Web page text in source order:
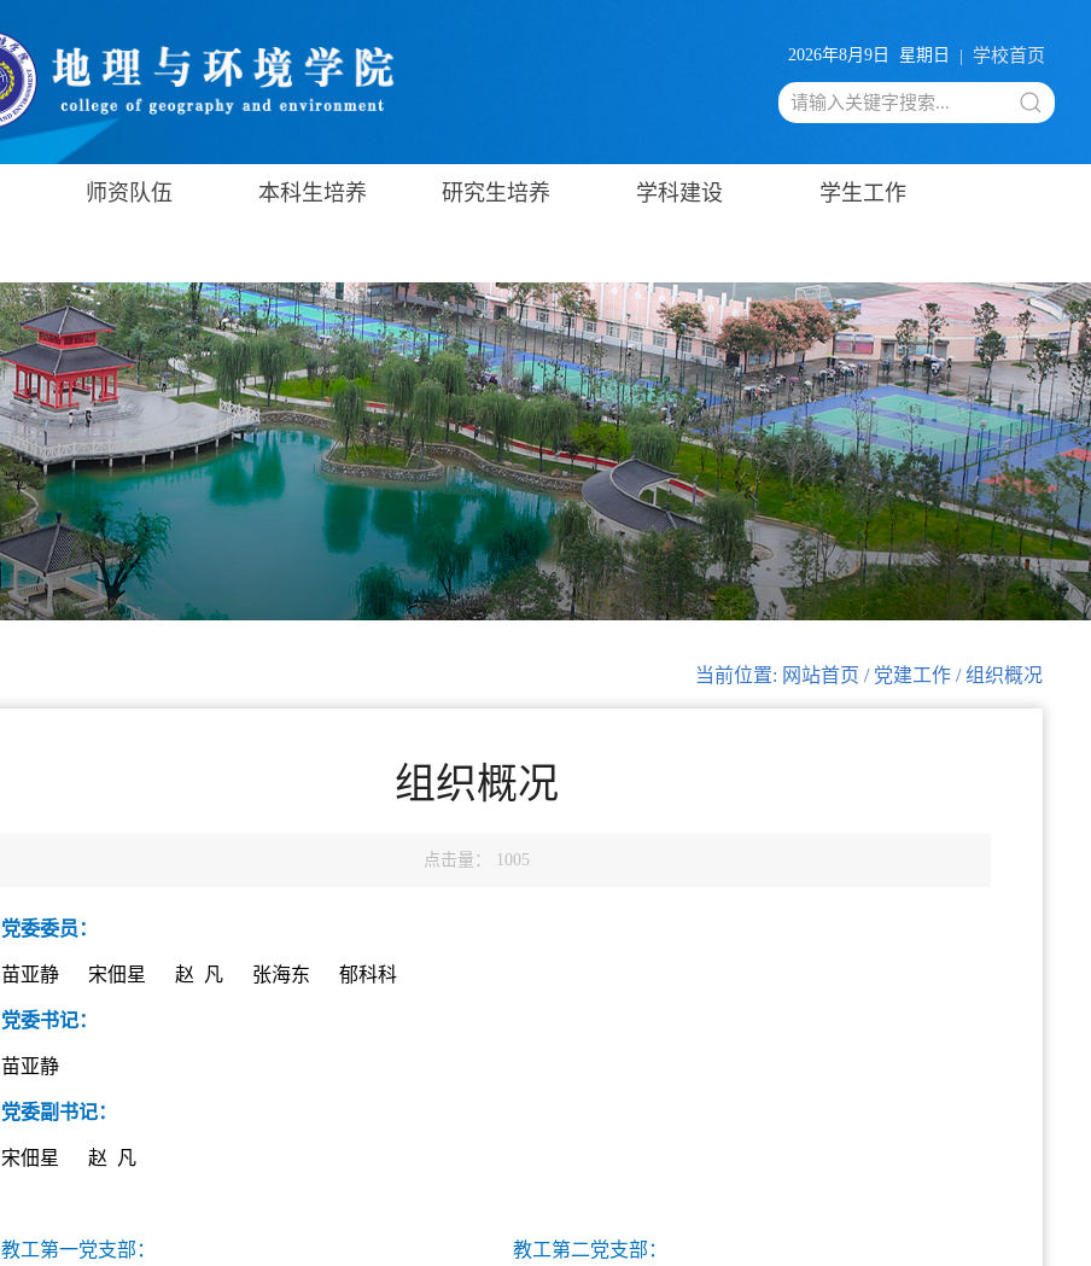
学校首页
|
2026年8月9日 星期日
师资队伍 本科生培养 研究生培养 学科建设 学生工作
当前位置: 网站首页 / 党建工作 / 组织概况
组织概况
点击量： 1005
党委委员：
苗亚静 宋佃星 赵 凡 张海东 郁科科
党委书记：
苗亚静
党委副书记：
宋佃星 赵 凡
教工第一党支部： 教工第二党支部：